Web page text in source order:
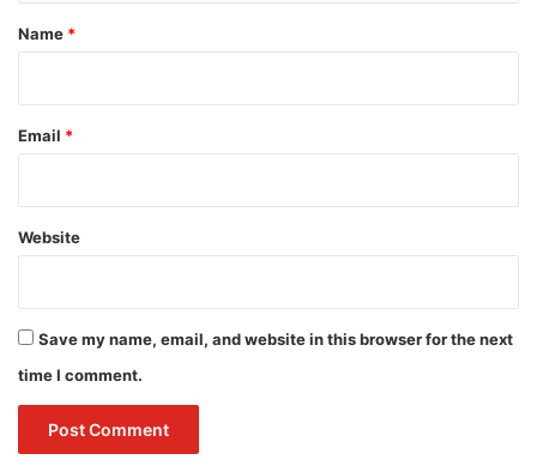
*
Name *
Email *
Website
Save my name, email, and website in this browser for the next
time I comment.